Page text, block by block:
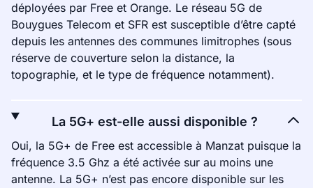
déployées par Free et Orange. Le réseau 5G de
Bouygues Telecom et SFR est susceptible d’être capté
depuis les antennes des communes limitrophes (sous
réserve de couverture selon la distance, la
topographie, et le type de fréquence notamment).
La 5G+ est-elle aussi disponible ?
Oui, la 5G+ de Free est accessible à Manzat puisque la
fréquence 3.5 Ghz a été activée sur au moins une
antenne. La 5G+ n’est pas encore disponible sur les